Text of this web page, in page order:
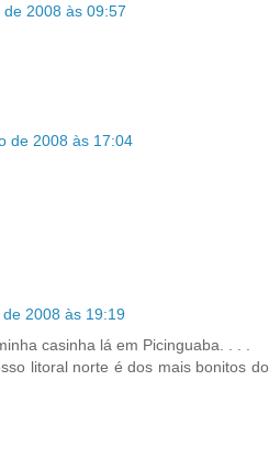
2008 às 09:57
de 2008 às 17:04
2008 às 19:19
casinha lá em Picinguaba. . . .
litoral norte é dos mais bonitos do